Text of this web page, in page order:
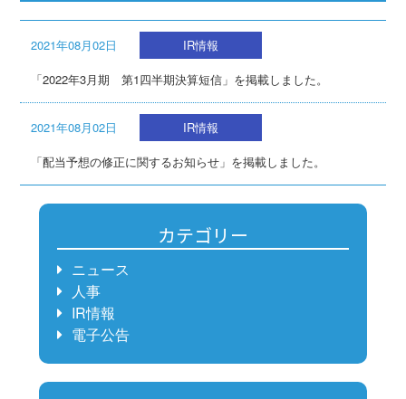
2021年08月02日
IR情報
「2022年3月期 第1四半期決算短信」を掲載しました。
2021年08月02日
IR情報
「配当予想の修正に関するお知らせ」を掲載しました。
カテゴリー
ニュース
人事
IR情報
電子公告